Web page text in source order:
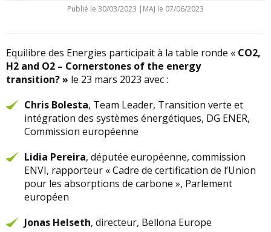
Publié le 30/03/2023 | MAJ le 07/06/2023
Equilibre des Energies participait à la table ronde « CO2,
H2 and O2 – Cornerstones of the energy
transition? » le 23 mars 2023 avec :
Chris Bolesta, Team Leader, Transition verte et
intégration des systèmes énergétiques, DG ENER,
Commission européenne
Lidia Pereira, députée européenne, commission
ENVI, rapporteur « Cadre de certification de l’Union
pour les absorptions de carbone », Parlement
européen
Jonas Helseth, directeur, Bellona Europe